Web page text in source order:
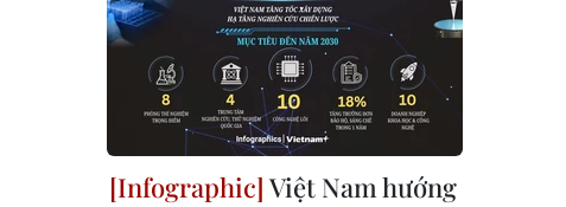
Việt Nam hướng